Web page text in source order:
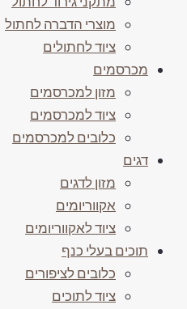
מוצרי הדברה לחתול
ציוד לחתולים
מכרסמים
מזון למכרסמים
ציוד למכרסמים
כלובים למכרסמים
דגים
מזון לדגים
אקווריומים
ציוד לאקווריומים
תוכים בעלי כנף
כלובים לציפורים
ציוד לתוכים